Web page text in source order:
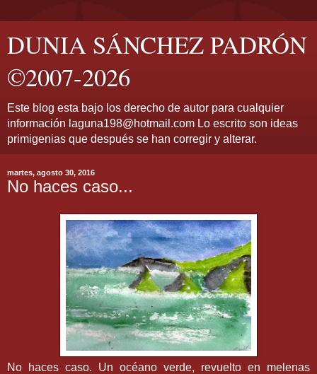
DUNIA SÁNCHEZ PADRÓN
©2007-2026
Este blog esta bajo los derecho de autor para cualquier
información laguna198@hotmail.com Lo escrito son ideas
primigenias que después se han corregir y alterar.
martes, agosto 30, 2016
No haces caso...
No haces caso. Un océano verde, revuelto en melenas